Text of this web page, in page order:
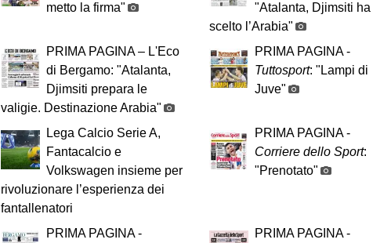
metto la firma"
"Atalanta, Djimsiti ha
scelto l’Arabia"
PRIMA PAGINA – L'Eco
di Bergamo: "Atalanta,
Djimsiti prepara le
valigie. Destinazione Arabia"
PRIMA PAGINA -
Tuttosport: "Lampi di
Juve"
Lega Calcio Serie A,
Fantacalcio e
Volkswagen insieme per
rivoluzionare l’esperienza dei
fantallenatori
PRIMA PAGINA -
Corriere dello Sport:
"Prenotato"
PRIMA PAGINA - PRIMA PAGINA -